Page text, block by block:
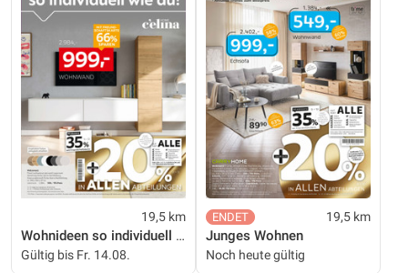
19,5 km
Wohnideen so individuell wie du!
Gültig bis Fr. 14.08.
19,5 km
Junges Wohnen
Noch heute gültig